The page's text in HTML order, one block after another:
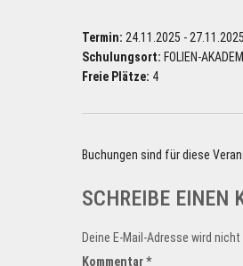
Termin: 24.11.2025 - 27.11.2025
Schulungsort: FOLIEN-
Freie Plätze: 4
Buchungen sind für diese
SCHREIBE EINEN
Deine E-Mail-Adresse wird
Kommentar*